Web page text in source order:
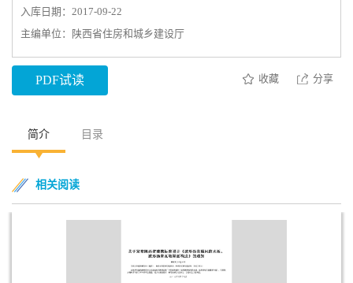
入库日期：2017-09-22
主编单位：陕西省住房和城乡建设厅
PDF试读 收藏 分享
简介 目录
相关阅读